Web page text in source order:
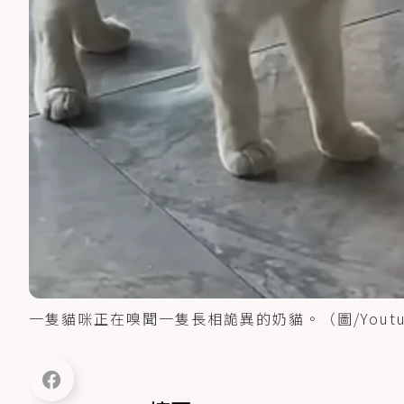
一隻貓咪正在嗅聞一隻長相詭異的奶貓。（圖/